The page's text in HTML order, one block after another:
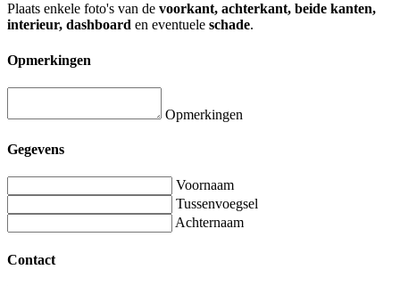
Plaats enkele foto's van de voorkant, achterkant, beide kanten,
interieur, dashboard en eventuele schade.
Opmerkingen
Opmerkingen
Gegevens
Voornaam
Tussenvoegsel
Achternaam
Contact